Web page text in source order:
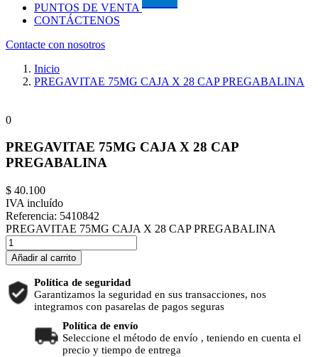
PUNTOS DE VENTA
CONTÁCTENOS
Contacte con nosotros
Inicio
PREGAVITAE 75MG CAJA X 28 CAP PREGABALINA
0
PREGAVITAE 75MG CAJA X 28 CAP
PREGABALINA
$ 40.100
IVA incluído
Referencia: 5410842
PREGAVITAE 75MG CAJA X 28 CAP PREGABALINA
Añadir al carrito
Política de seguridad
Garantizamos la seguridad en sus transacciones, nos
integramos con pasarelas de pagos seguras
Política de envío
Seleccione el método de envío , teniendo en cuenta el
precio y tiempo de entrega